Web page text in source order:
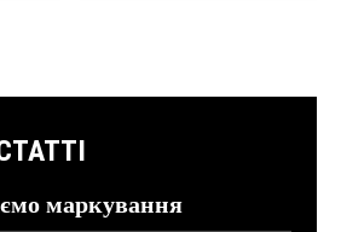
маркування